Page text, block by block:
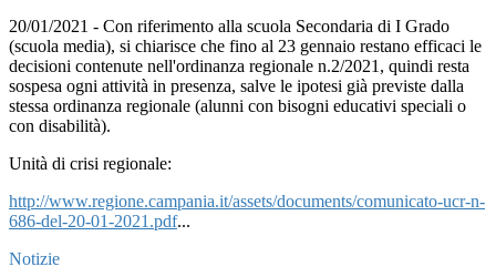
20/01/2021 - Con riferimento alla scuola Secondaria di I Grado
(scuola media), si chiarisce che fino al 23 gennaio restano efficaci le
decisioni contenute nell'ordinanza regionale n.2/2021, quindi resta
sospesa ogni attività in presenza, salve le ipotesi già previste dalla
stessa ordinanza regionale (alunni con bisogni educativi speciali o
con disabilità).
Unità di crisi regionale:
http://www.regione.campania.it/assets/documents/comunicato-ucr-n-
686-del-20-01-2021.pdf...
Notizie